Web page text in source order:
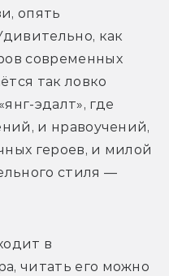
опять
как
современных
так ловко
эдалт», где
и нравоучений,
героев, и милой
стиля —
в
читать его можно